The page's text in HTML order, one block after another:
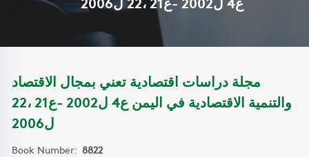
مجلة دراسات اقتصادية تعني بمجال الاقتصاد
والتنمية الاقتصادية في اليمن ع4 ل2002 -ع21 ،22
ل2006
Book Number: 8822